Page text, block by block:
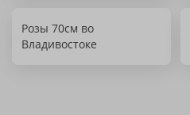
Розы 70см во
Владивостоке